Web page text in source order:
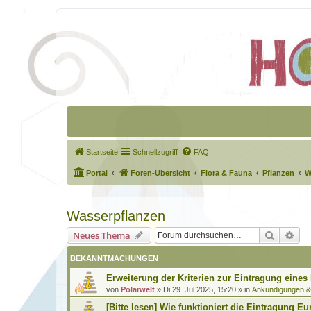
Startseite Schnellzugriff FAQ
Portal Foren-Übersicht Flora & Fauna Pflanzen
Wasserpflanzen
Neues Thema Suche
BEKANNTMACHUNGEN
Erweiterung der Kriterien zur Eintragung eines
von Polarwelt » Di 29. Jul 2025, 15:20 » in Ankündigungen
[Bitte lesen] Wie funktioniert die Eintragung